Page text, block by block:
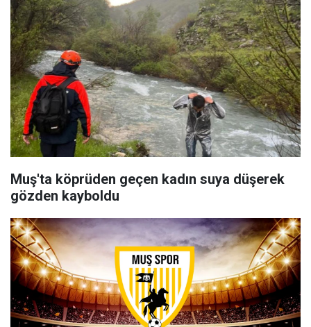
Muş'ta köprüden geçen kadın suya düşerek
gözden kayboldu